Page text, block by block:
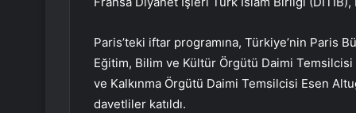
Paris’teki iftar programına, Türkiye’nin Paris
Eğitim, Bilim ve Kültür Örgütü Daimi
ve Kalkınma Örgütü Daimi Temsilcisi Esen
davetliler katıldı.